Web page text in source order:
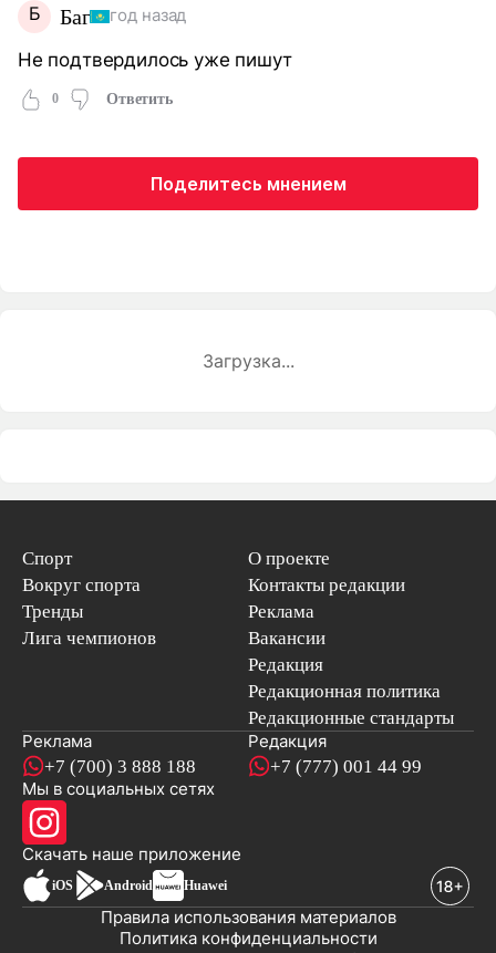
Б Баг год назад
Не подтвердилось уже пишут
0 Ответить
Поделитесь мнением
Загрузка...
Спорт
Вокруг спорта
Тренды
Лига чемпионов
О проекте
Контакты редакции
Реклама
Вакансии
Редакция
Редакционная политика
Редакционные стандарты
Реклама
+7 (700) 3 888 188
Редакция
+7 (777) 001 44 99
Мы в социальных сетях
Скачать наше приложениеновостей
iOS Android Huawei
Политика конфиденциальности
Правила использования материалов